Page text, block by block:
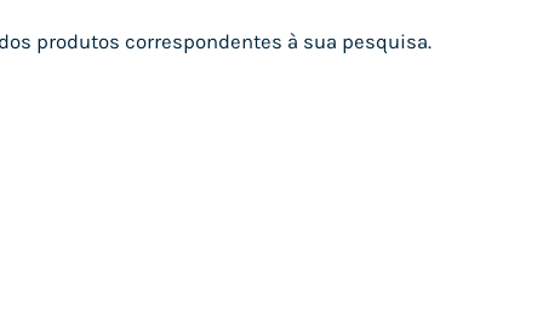
produtos correspondentes à sua pesquisa.